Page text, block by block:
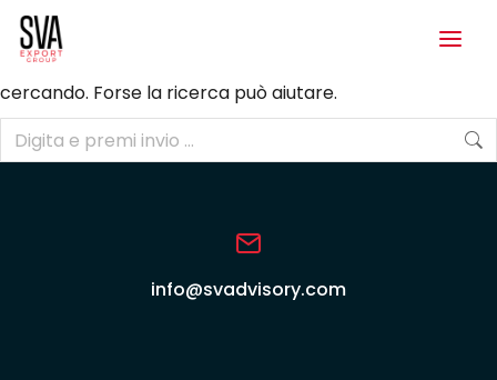
Nessun oggetto trovato
Sembra che siamo in grado di’t trovare ciò che’stai
cercando. Forse la ricerca può aiutare.
info@svadvisory.com